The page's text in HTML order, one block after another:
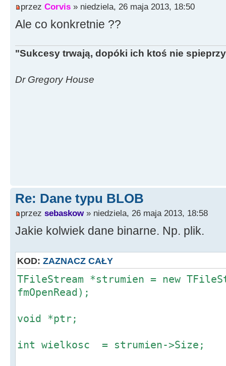
przez Corvis » niedziela, 26 maja 2013, 18:50
Ale co konkretnie ??
"Sukcesy trwają, dopóki ich ktoś nie
Dr Gregory House
Re: Dane typu BLOB
przez sebaskow» niedziela, 26 maja 2013, 18:58
Jakie kolwiek dane binarne. Np. plik.
KOD: ZAZNACZ CAŁY
TFileStream *strumien = new
fmOpenRead);
void *ptr;
int wielkosc = strumien->Size;